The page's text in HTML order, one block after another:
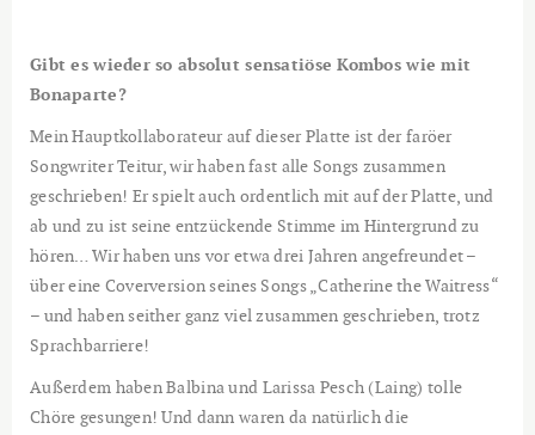
Gibt es wieder so absolut sensatiöse Kombos wie mit
Bonaparte?
Mein Hauptkollaborateur auf dieser Platte ist der faröer
Songwriter Teitur, wir haben fast alle Songs zusammen
geschrieben! Er spielt auch ordentlich mit auf der Platte, und
ab und zu ist seine entzückende Stimme im Hintergrund zu
hören… Wir haben uns vor etwa drei Jahren angefreundet –
über eine Coverversion seines Songs „Catherine the Waitress“
– und haben seither ganz viel zusammen geschrieben, trotz
Sprachbarriere!
Außerdem haben Balbina und Larissa Pesch (Laing) tolle
Chöre gesungen! Und dann waren da natürlich die